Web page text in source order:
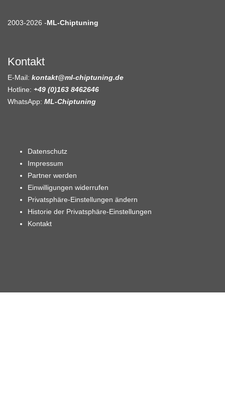
2003-2026 -ML-Chiptuning
Kontakt
E-Mail: kontakt@ml-chiptuning.de
Hotline: +49 (0)163 8462646
WhatsApp: ML-Chiptuning
Datenschutz
Impressum
Partner werden
Einwilligungen widerrufen
Privatsphäre-Einstellungen ändern
Historie der Privatsphäre-Einstellungen
Kontakt